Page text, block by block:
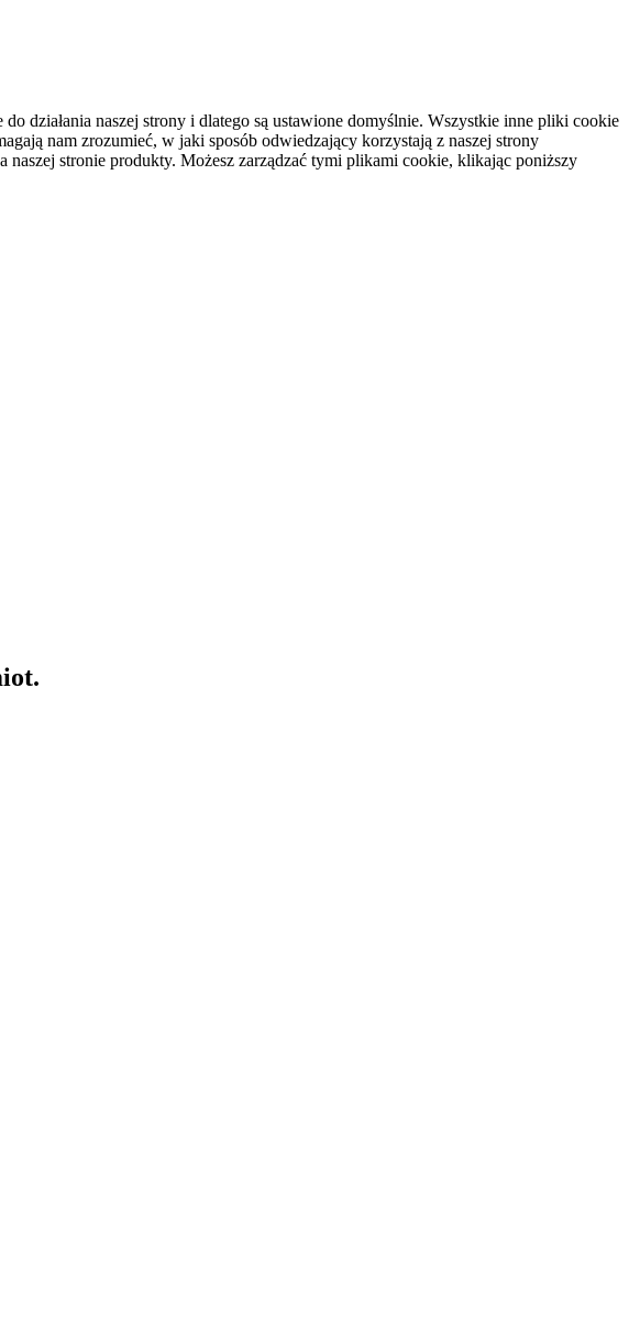
działania naszej strony i dlatego są ustawione domyślnie. Wszystkie inne pliki cookie
nam zrozumieć, w jaki sposób odwiedzający korzystają z naszej strony
stronie produkty. Możesz zarządzać tymi plikami cookie, klikając poniższy